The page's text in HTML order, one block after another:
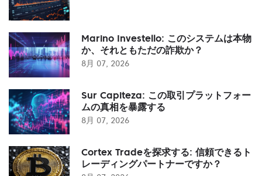
Marino Investello: このシステムは本物
か、それともただの詐欺か？
8月 07, 2026
Sur Capiteza: この取引プラットフォー
ムの真相を暴露する
8月 07, 2026
Cortex Tradeを探求する: 信頼できるト
レーディングパートナーですか？